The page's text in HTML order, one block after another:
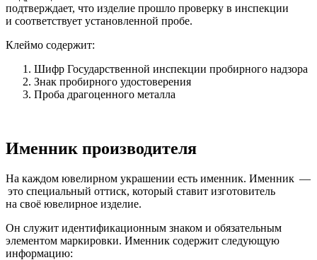
подтверждает, что изделие прошло проверку в инспекции
и соответствует установленной пробе.
Клеймо содержит:
Шифр Государственной инспекции пробирного надзора
Знак пробирного удостоверения
Проба драгоценного металла
Именник производителя
На каждом ювелирном украшении есть именник. Именник —
это специальный оттиск, который ставит изготовитель
на своё ювелирное изделие.
Он служит идентификационным знаком и обязательным
элементом маркировки. Именник содержит следующую
информацию: